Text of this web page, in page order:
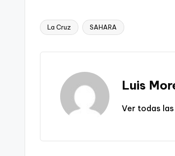
Etiquetas:
La Cruz SAHARA
Luis
Ver todas